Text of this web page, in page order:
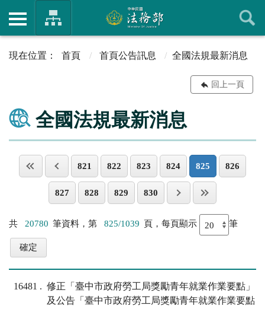
首頁 首頁公告訊息 全國法規最新消息
回上一頁
全國法規最新消息
821 822 823 824 825 826
827 828 829 830
共 20780 筆資料，第 825/1039 頁，每頁顯示 筆
16481
修正「臺中市政府勞工局獎勵青年就業作業要點」
及公告「臺中市政府勞工局獎勵青年就業作業要點